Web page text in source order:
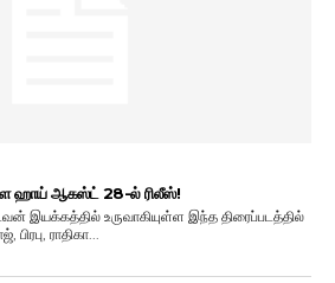
ஹாய் ஆகஸ்ட் 28-ல் ரிலீஸ்!
இயக்கத்தில் உருவாகியுள்ள இந்த திரைப்படத்தில்
ராதிகா...